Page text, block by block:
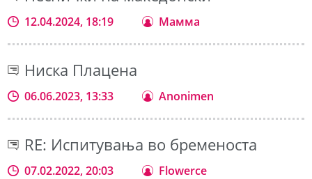
12.04.2024, 18:19 Мамма
Ниска Плацена
06.06.2023, 13:33 Anonimen
RE: Испитувања во бременоста
07.02.2022, 20:03 Flowerce